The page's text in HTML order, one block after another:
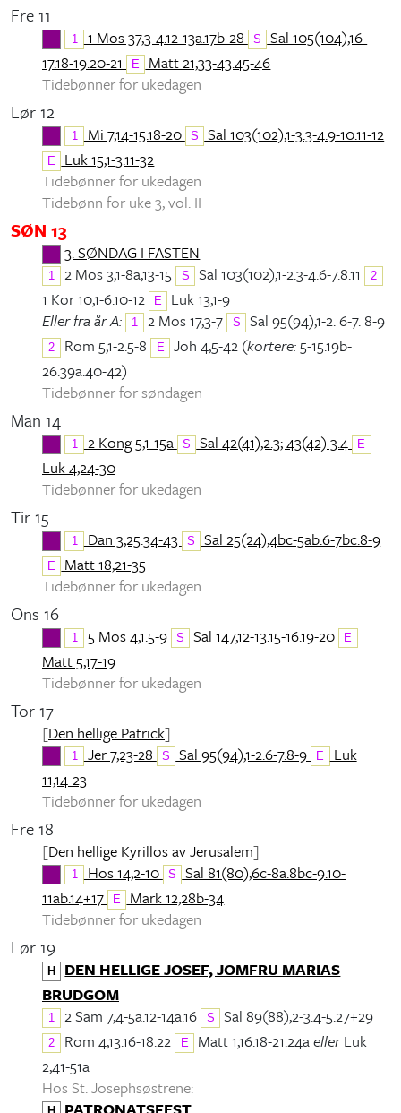
Fre 11
1 1 Mos 37,3-4.12-13a.17b-28 S
Sal 105(104),16-
17.18-19.20-21
E
Matt 21,33-43.45-46
Tidebønner for ukedagen
Lør 12
1 Mi 7,14-15.18-20 S Sal 103(102),1-3.3-4.9-10.11-12
E
Luk 15,1-3.11-32
Tidebønner for ukedagen
Tidebønn for uke 3, vol. II
SØN 13
3. SØNDAG I FASTEN
1 2 Mos 3,1-8a,13-15 S Sal 103(102),1-2.3-4.6-7.8.11 2
1 Kor 10,1-6.10-12 E
Luk 13,1-9
Eller fra år A:
1 2 Mos 17,3-7 S Sal 95(94),1-2. 6-7. 8-9
2 Rom 5,1-2.5-8 E Joh 4,5-42 (kortere:5-15.19b-
26.39a.40-42)
Tidebønner for søndagen
Man 14
1 2 Kong 5,1-15a S Sal 42(41),2.3; 43(42) 3.4 E
Luk 4,24-30
Tidebønner for ukedagen
Tir 15
1 Dan 3,25.34-43 S Sal 25(24),4bc-5ab.6-7bc.8-9
E
Matt 18,21-35
Tidebønner for ukedagen
Ons 16
1 5 Mos 4,1.5-9 S Sal 147,12-13.15-16.19-20 E
Matt 5,17-19
Tidebønner for ukedagen
Tor 17
[Den hellige Patrick]
1 Jer 7,23-28 S Sal 95(94),1-2.6-7.8-9 E
Luk
11,14-23
Tidebønner for ukedagen
Fre 18
[Den hellige Kyrillos av Jerusalem]
1 Hos 14,2-10 S
Sal 81(80),6c-8a.8bc-9.10-
11ab.14+17
E
Mark 12,28b-34
Tidebønner for ukedagen
Lør 19
H
DEN HELLIGE JOSEF, JOMFRU MARIAS
BRUDGOM
1 2 Sam 7,4-5a.12-14a.16 S Sal 89(88),2-3.4-5.27+29
2 Rom 4,13.16-18.22 E Matt 1,16.18-21.24aellerLuk
2,41-51a
Hos St. Josephsøstrene: